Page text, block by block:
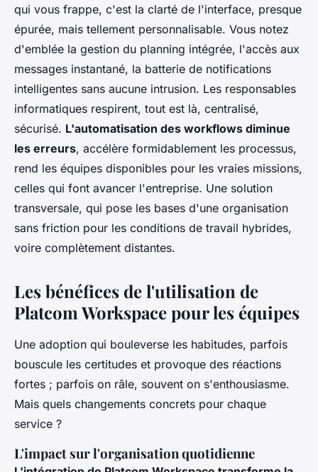
qui vous frappe, c'est la clarté de l'interface, presque
épurée, mais tellement personnalisable. Vous notez
d'emblée la gestion du planning intégrée, l'accès aux
messages instantané, la batterie de notifications
intelligentes sans aucune intrusion. Les responsables
informatiques respirent, tout est là, centralisé,
sécurisé. L'automatisation des workflows diminue
les erreurs, accélère formidablement les processus,
rend les équipes disponibles pour les vraies missions,
celles qui font avancer l'entreprise. Une solution
transversale, qui pose les bases d'une organisation
sans friction pour les conditions de travail hybrides,
voire complètement distantes.
Les bénéfices de l'utilisation de
Platcom Workspace pour les équipes
Une adoption qui bouleverse les habitudes, parfois
bouscule les certitudes et provoque des réactions
fortes ; parfois on râle, souvent on s'enthousiasme.
Mais quels changements concrets pour chaque
service ?
L'impact sur l'organisation quotidienne